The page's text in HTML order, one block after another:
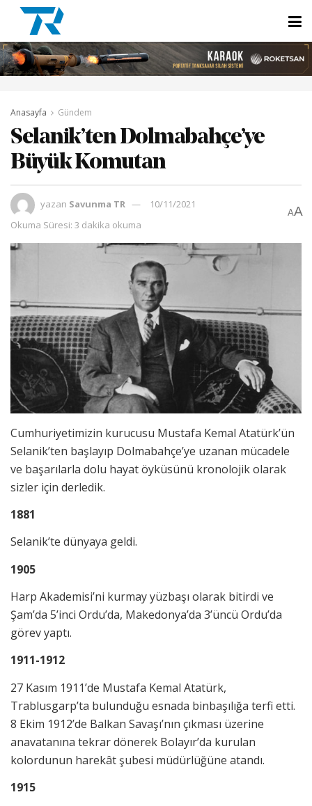
Anasayfa Gündem
Selanik’ten Dolmabahçe’ye
Büyük Komutan
yazan Savunma TR
10/11/2021
Okuma Süresi: 3 dakika okuma
AA
Cumhuriyetimizin kurucusu Mustafa Kemal Atatürk’ün
Selanik’ten başlayıp Dolmabahçe’ye uzanan mücadele
ve başarılarla dolu hayat öyküsünü kronolojik olarak
sizler için derledik.
1881
Selanik’te dünyaya geldi.
1905
Harp Akademisi’ni kurmay yüzbaşı olarak bitirdi ve
Şam’da 5’inci Ordu’da, Makedonya’da 3’üncü Ordu’da
görev yaptı.
1911-1912
27 Kasım 1911’de Mustafa Kemal Atatürk,
Trablusgarp’ta bulunduğu esnada binbaşılığa terfi etti.
8 Ekim 1912’de Balkan Savaşı’nın çıkması üzerine
anavatanına tekrar dönerek Bolayır’da kurulan
kolordunun harekât şubesi müdürlüğüne atandı.
1915